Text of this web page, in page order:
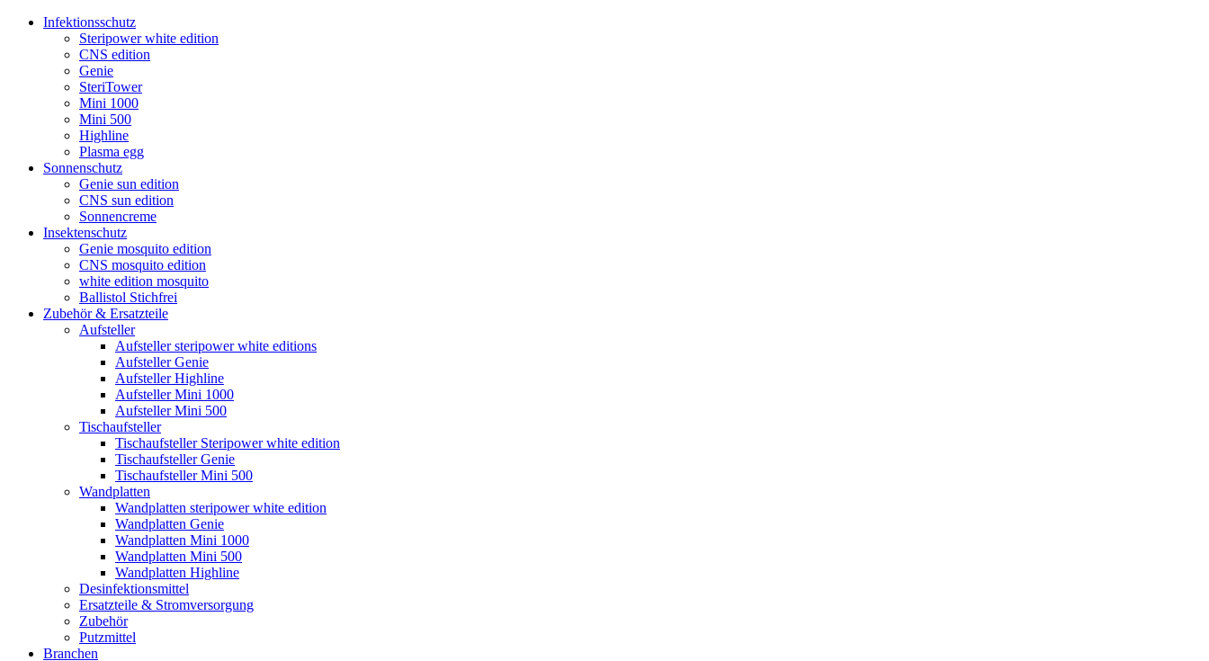
Infektionsschutz
Steripower white edition
CNS edition
Genie
SteriTower
Mini 1000
Mini 500
Highline
Plasma egg
Sonnenschutz
Genie sun edition
CNS sun edition
Sonnencreme
Insektenschutz
Genie mosquito edition
CNS mosquito edition
white edition mosquito
Ballistol Stichfrei
Zubehör & Ersatzteile
Aufsteller
Aufsteller steripower white editions
Aufsteller Genie
Aufsteller Highline
Aufsteller Mini 1000
Aufsteller Mini 500
Tischaufsteller
Tischaufsteller Steripower white edition
Tischaufsteller Genie
Tischaufsteller Mini 500
Wandplatten
Wandplatten steripower white edition
Wandplatten Genie
Wandplatten Mini 1000
Wandplatten Mini 500
Wandplatten Highline
Desinfektionsmittel
Ersatzteile & Stromversorgung
Zubehör
Putzmittel
Branchen